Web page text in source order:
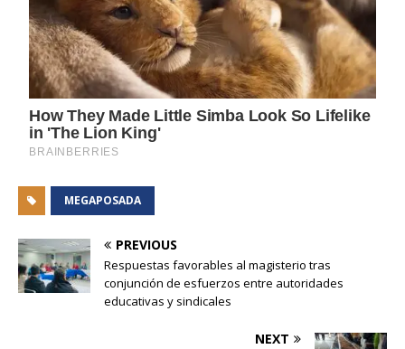
MEGAPOSADA
PREVIOUS
Respuestas favorables al magisterio tras
conjunción de esfuerzos entre autoridades
educativas y sindicales
NEXT